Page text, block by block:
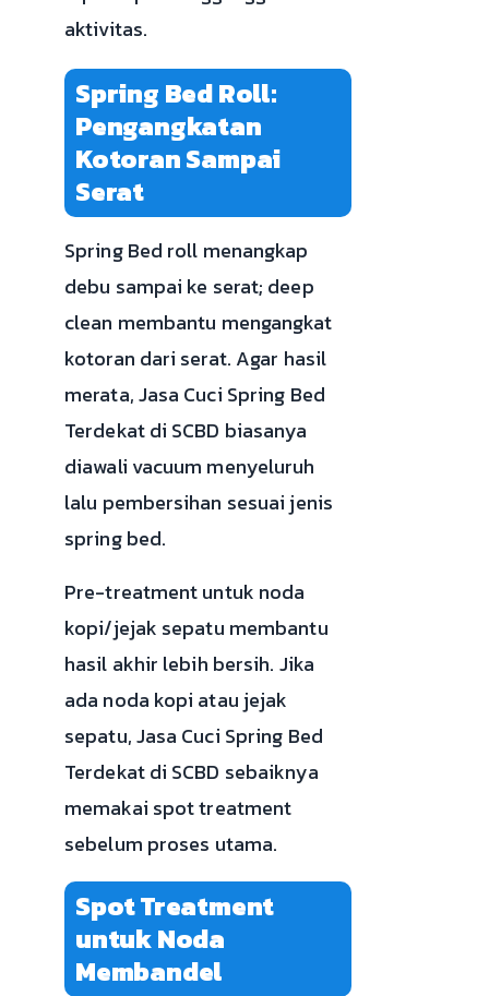
aktivitas.
Spring Bed Roll:
Pengangkatan
Kotoran Sampai
Serat
Spring Bed roll menangkap
debu sampai ke serat; deep
clean membantu mengangkat
kotoran dari serat. Agar hasil
merata, Jasa Cuci Spring Bed
Terdekat di SCBD biasanya
diawali vacuum menyeluruh
lalu pembersihan sesuai jenis
spring bed.
Pre-treatment untuk noda
kopi/jejak sepatu membantu
hasil akhir lebih bersih. Jika
ada noda kopi atau jejak
sepatu, Jasa Cuci Spring Bed
Terdekat di SCBD sebaiknya
memakai spot treatment
sebelum proses utama.
Spot Treatment
untuk Noda
Membandel